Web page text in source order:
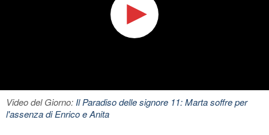
Video del Giorno:Il Paradiso delle signore 11: Marta soffre per
l'assenza di Enrico e Anita